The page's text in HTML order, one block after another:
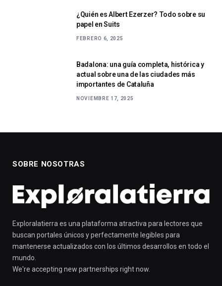
¿Quién es Albert Ezerzer? Todo sobre su
papel en Suits
FEBRERO 6, 2025
Badalona: una guía completa, histórica y
actual sobre una de las ciudades más
importantes de Cataluña
NOVIEMBRE 17, 2025
SOBRE NOSOTRAS
Exploralatierra es una plataforma atractiva para lectores que
buscan portales únicos y perfectamente legibles para
mantenerse actualizados con los últimos desarrollos en todo el
mundo.
We're accepting new partnerships right now.